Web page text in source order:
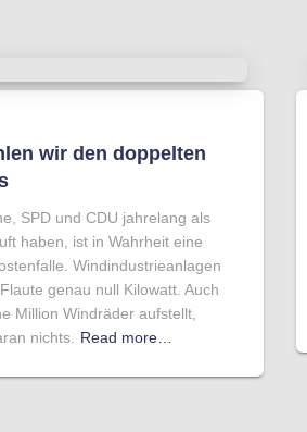
wir den doppelten
SPD und CDU jahrelang als
haben, ist in Wahrheit eine
Windindustrieanlagen
genau null Kilowatt. Auch
Million Windräder aufstellt,
nichts.
Read more…